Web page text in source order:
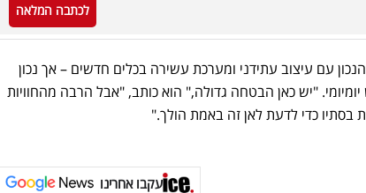
לכתבה המלאה
עם עיצוב עתידני ומערכת עשירה בכלים חדשים – אך נכון
"יש כאן הבטחה גדולה," הוא כותב, "אבל הרבה מהחוויות
בסתיו כדי לדעת לאן זה באמת הולך."
עקבו אחרינו